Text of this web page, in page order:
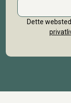
Dette